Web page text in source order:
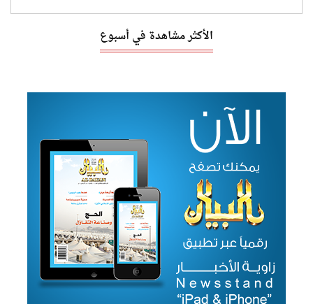
الأكثر مشاهدة في أسبوع